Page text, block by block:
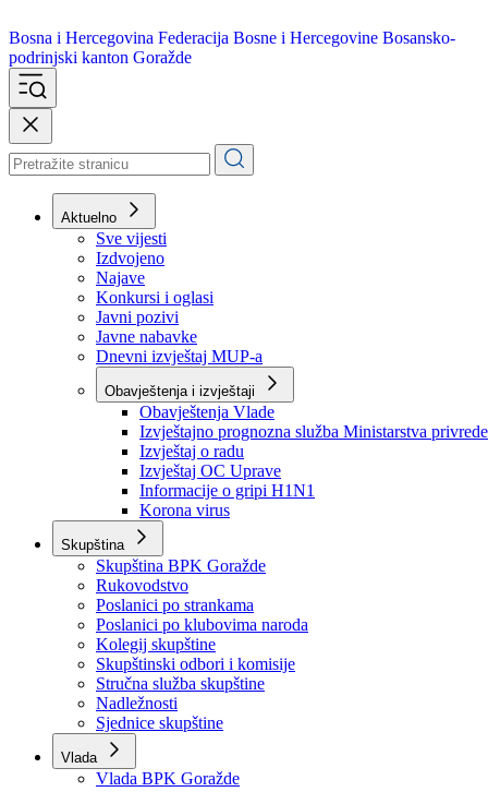
Bosna i Hercegovina
podrinjski kanton Goražde
Aktuelno
Sve vijesti
Izdvojeno
Najave
Konkursi i oglasi
Javni pozivi
Javne nabavke
Dnevni izvještaj MUP-a
Obavještenja i izvještaji
Obavještenja Vlade
Izvještajno prognozna služba Ministarstva privrede
Izvještaj o radu
Izvještaj OC Uprave
Informacije o gripi H1N1
Korona virus
Skupština
Skupština BPK Goražde
Rukovodstvo
Poslanici po strankama
Poslanici po klubovima naroda
Kolegij skupštine
Skupštinski odbori i komisije
Stručna služba skupštine
Nadležnosti
Sjednice skupštine